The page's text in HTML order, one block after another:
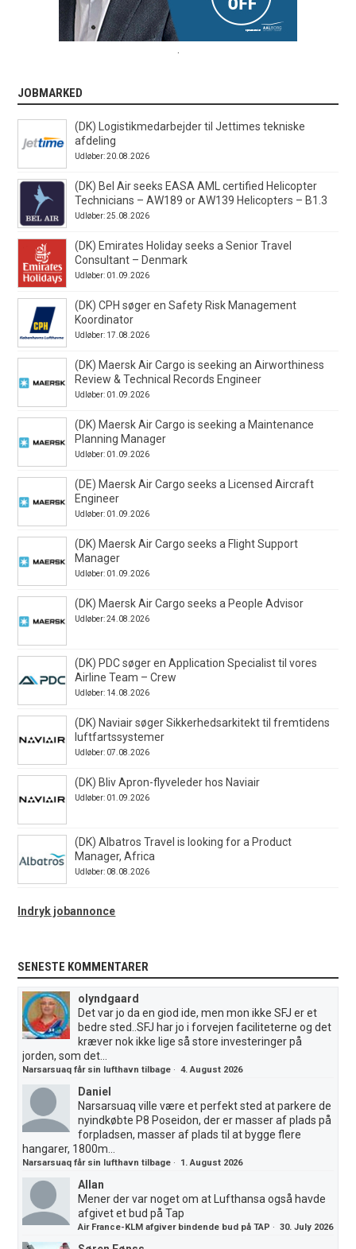
JOBMARKED
(DK) Logistikmedarbejder til Jettimes tekniske
afdeling
Udløber: 20.08.2026
(DK) Bel Air seeks EASA AML certified Helicopter
Technicians – AW189 or AW139 Helicopters – B1.3
Udløber: 25.08.2026
(DK) Emirates Holiday seeks a Senior Travel
Consultant – Denmark
Udløber: 01.09.2026
(DK) CPH søger en Safety Risk Management
Koordinator
Udløber: 17.08.2026
(DK) Maersk Air Cargo is seeking an Airworthiness
Review & Technical Records Engineer
Udløber: 01.09.2026
(DK) Maersk Air Cargo is seeking a Maintenance
Planning Manager
Udløber: 01.09.2026
(DE) Maersk Air Cargo seeks a Licensed Aircraft
Engineer
Udløber: 01.09.2026
(DK) Maersk Air Cargo seeks a Flight Support
Manager
Udløber: 01.09.2026
(DK) Maersk Air Cargo seeks a People Advisor
Udløber: 24.08.2026
(DK) PDC søger en Application Specialist til vores
Airline Team – Crew
Udløber: 14.08.2026
(DK) Naviair søger Sikkerhedsarkitekt til fremtidens
luftfartssystemer
Udløber: 07.08.2026
(DK) Bliv Apron-flyveleder hos Naviair
Udløber: 01.09.2026
(DK) Albatros Travel is looking for a Product
Manager, Africa
Udløber: 08.08.2026
Indryk jobannonce
SENESTE KOMMENTARER
olyndgaard
Det var jo da en giod ide, men mon ikke SFJ er et
bedre sted..SFJ har jo i forvejen faciliteterne og det
kræver nok ikke lige så store investeringer på
jorden, som det...
Narsarsuaq får sin lufthavn tilbage ·4. August 2026
Daniel
Narsarsuaq ville være et perfekt sted at parkere de
nyindkøbte P8 Poseidon, der er masser af plads på
forpladsen, masser af plads til at bygge flere
hangarer, 1800m...
Narsarsuaq får sin lufthavn tilbage · 1. August 2026
Allan
Mener der var noget om at Lufthansa også havde
afgivet et bud på Tap
Air France-KLM afgiver bindende bud på TAP ·30. July 2026